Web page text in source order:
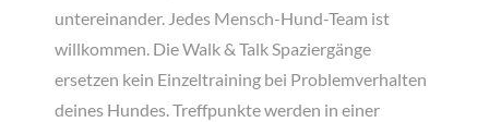
untereinander. Jedes Mensch-Hund-Team ist
willkommen. Die Walk & Talk Spaziergänge
ersetzen kein Einzeltraining bei Problemverhalten
deines Hundes. Treffpunkte werden in einer